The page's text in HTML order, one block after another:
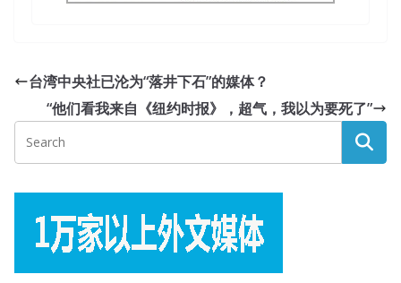
台湾中央社已沦为“落井下石”的媒体？
“他们看我来自《纽约时报》，超气，我以为要死了”